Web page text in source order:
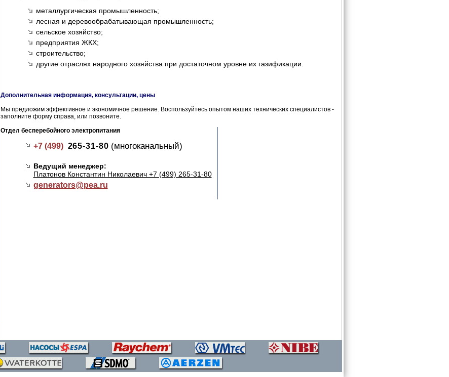
металлургическая промышленность;
лесная и деревообрабатывающая промышленность;
сельское хозяйство;
предприятия ЖКХ;
строительство;
другие отраслях народного хозяйства при достаточном уровне их газификации.
Дополнительная информация, консультации, цены
Мы предложим эффективное и экономичное решение. Воспользуйтесь опытом наших технических специалистов -
заполните форму справа, или позвоните.
Отдел бесперебойного электропитания
+7 (499) 265-31-80 (многоканальный)
Ведущий менеджер:
Платонов Константин Николаевич +7 (499) 265-31-80
generators@pea.ru